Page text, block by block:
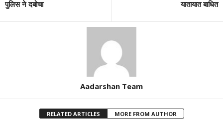
पुलिस ने दबोचा
यातायात बाधित
Aadarshan Team
RELATED ARTICLES MORE FROM AUTHOR